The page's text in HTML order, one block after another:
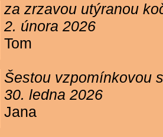
za zrzavou utýranou
2. února 2026
Tom
Šestou vzpomínkovou
30. ledna 2026
Jana